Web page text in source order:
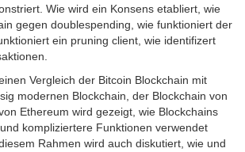
Wie wird ein Konsens etabliert, wie
gegen doublespending, wie funktioniert der
ein pruning client, wie identifizert
Vergleich der Bitcoin Blockchain mit
modernen Blockchain, der Blockchain von
Ethereum wird gezeigt, wie Blockchains
kompliziertere Funktionen verwendet
Rahmen wird auch diskutiert, wie und